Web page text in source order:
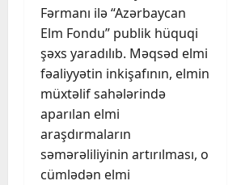
Fərmanı ilə “Azərbaycan
Elm Fondu” publik hüquqi
şəxs yaradılıb. Məqsəd elmi
fəaliyyətin inkişafının, elmin
müxtəlif sahələrində
aparılan elmi
araşdırmaların
səmərəliliyinin artırılması, o
cümlədən elmi